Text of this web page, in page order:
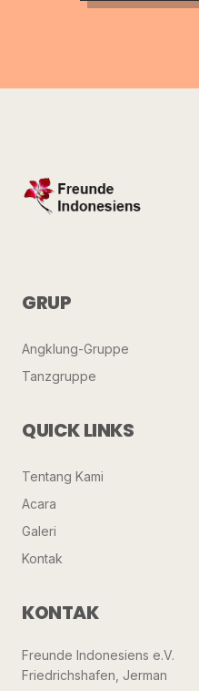
GRUP
Angklung-Gruppe
Tanzgruppe
QUICK LINKS
Tentang Kami
Acara
Galeri
Kontak
KONTAK
Freunde Indonesiens e.V.
Friedrichshafen, Jerman